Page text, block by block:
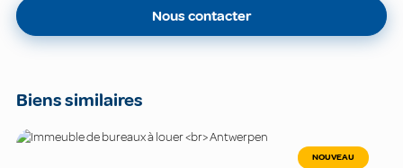
Nous contacter
Biens similaires
NOUVEAU